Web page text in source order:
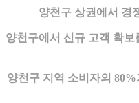
양천구 상권에서 경
양천구에서 신규 고객 확
양천구 지역 소비자의